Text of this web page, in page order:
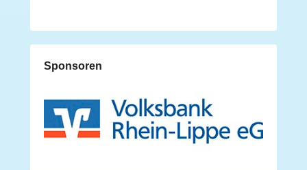
Sponsoren